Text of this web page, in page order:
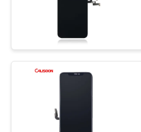
PRIVACY
POLICY